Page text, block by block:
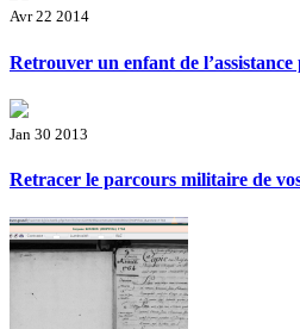
Avr 22 2014
Retrouver un enfant de
Jan 30 2013
Retracer le parcours militaire de